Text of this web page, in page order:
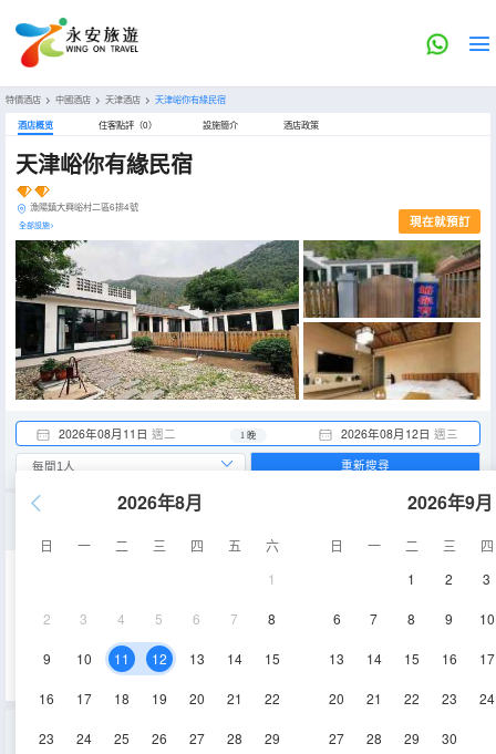
特價酒店 > 中國酒店 > 天津酒店 > 天津峪你有緣民宿
酒店概览 住客點評（0） 設施簡介 酒店政策
天津峪你有緣民宿
漁陽鎮大興峪村二區6排4號
全部設施> 現在就預訂
2026年08月11日 週二 2026年08月12日 週三
1 晚
2026年8月
日 一 二 三 四 五
六
1
2 3 4 5 6 7 8
9 10 11 12 13 14 15
16 17 18 19 20 21 22
23 24 25 26 27 28 29
2026年9月
日 一 二 三
四
1
2 3
6 7 8 9 10
13 14 15 16 17
20 21 22 23 24
27 28 29 30
重新搜尋
138㎡ 空調
整體5居